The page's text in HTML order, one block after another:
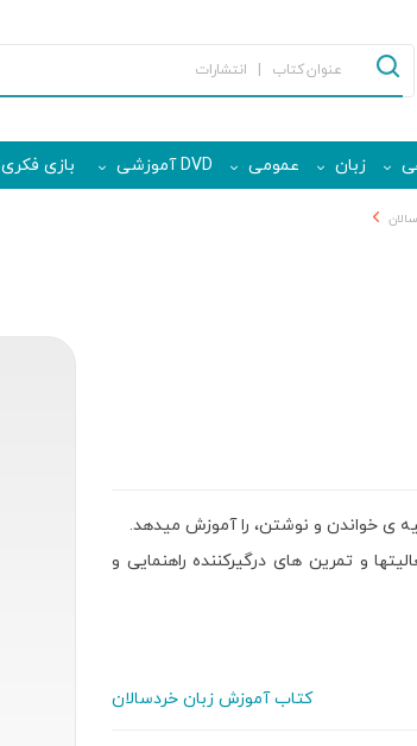
زبان عمومی DVD آموزشی بازی فکری
و تمرین های درگیرکننده راهنمایی و
کتاب آموزش زبان خردسالان